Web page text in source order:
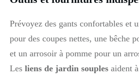
Prévoyez des gants confortables et
pour des coupes nettes, une bêche
et un arrosoir à pomme pour un
Les liens de jardin souples aident